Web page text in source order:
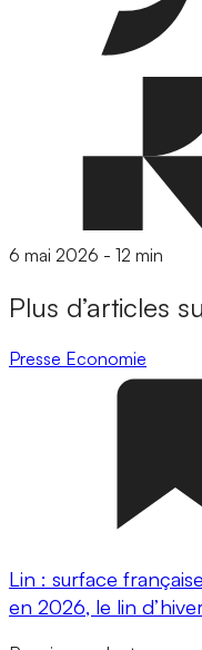
6 mai 2026 - 12 min
Plus d’articles
Presse Economie
Lin : surface
en 2026, le lin